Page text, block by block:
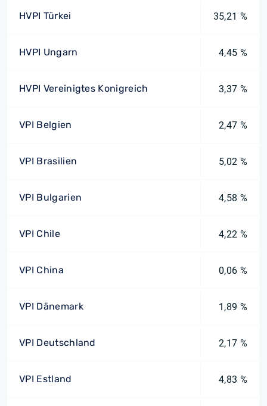
HVPI Türkei 35,21 %
HVPI Ungarn 4,45 %
HVPI Vereinigtes Konigreich 3,37 %
VPI Belgien 2,47 %
VPI Brasilien 5,02 %
VPI Bulgarien 4,58 %
VPI Chile 4,22 %
VPI China 0,06 %
VPI Dänemark 1,89 %
VPI Deutschland 2,17 %
VPI Estland 4,83 %